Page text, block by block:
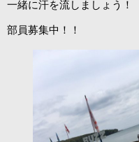
一緒に汗を流しましょう！
部員募集中！！